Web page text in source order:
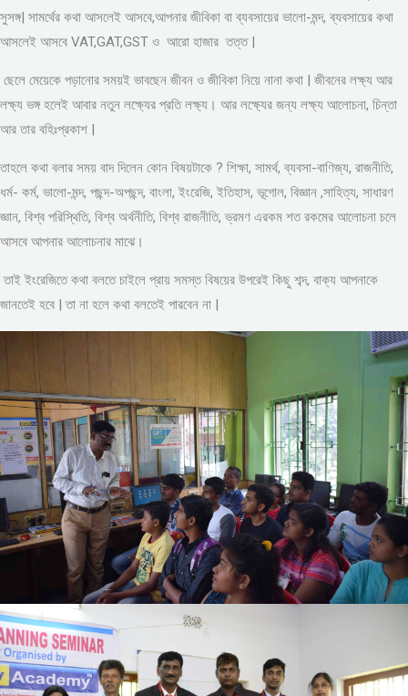
সুসঙ্গ| সামর্থের কথা আসলেই আসবে,আপনার জীবিকা বা ব্যবসায়ের ভালো-মন্দ, ব্যবসায়ের কথা
আসলেই আসবে VAT,GAT,GST ও আরো হাজার তত্ত |
ছেলে মেয়েকে পড়ানোর সময়ই ভাবছেন জীবন ও জীবিকা নিয়ে নানা কথা | জীবনের লক্ষ্য আর
লক্ষ্য ভঙ্গ হলেই আবার নতুন লক্ষ্যের প্রতি লক্ষ্য। আর লক্ষ্যের জন্য লক্ষ্য আলোচনা, চিন্তা
আর তার বহিঃপ্রকাশ |
তাহলে কথা বলার সময় বাদ দিলেন কোন বিষয়টাকে ? শিক্ষা, সামর্থ, ব্যবসা-বাণিজ্য, রাজনীতি,
ধর্ম- কর্ম, ভালো-মন্দ, পছন্দ-অপছন্দ, বাংলা, ইংরেজি, ইতিহাস, ভূগোল, বিজ্ঞান ,সাহিত্য, সাধারণ
জ্ঞান, বিশ্ব পরিস্থিতি, বিশ্ব অর্থনীতি, বিশ্ব রাজনীতি, ভ্রমণ এরকম শত রকমের আলোচনা চলে
আসবে আপনার আলোচনার মাঝে।
তাই ইংরেজিতে কথা বলতে চাইলে প্রায় সমস্ত বিষয়ের উপরেই কিছু শব্দ, বাক্য আপনাকে
জানতেই হবে | তা না হলে কথা বলতেই পারবেন না |